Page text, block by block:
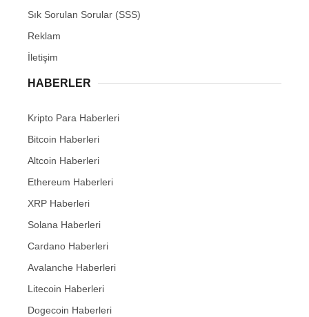
Sık Sorulan Sorular (SSS)
Reklam
İletişim
HABERLER
Kripto Para Haberleri
Bitcoin Haberleri
Altcoin Haberleri
Ethereum Haberleri
XRP Haberleri
Solana Haberleri
Cardano Haberleri
Avalanche Haberleri
Litecoin Haberleri
Dogecoin Haberleri